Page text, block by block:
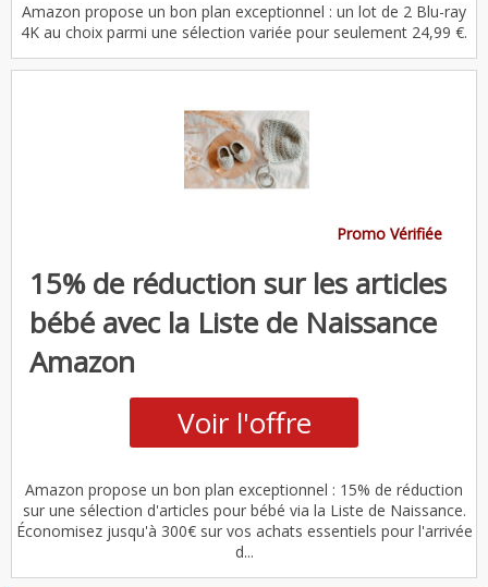
Amazon propose un bon plan exceptionnel : un lot de 2 Blu-ray
4K au choix parmi une sélection variée pour seulement 24,99 €.
Promo Vérifiée
15% de réduction sur les articles
bébé avec la Liste de Naissance
Amazon
Voir l'offre
Amazon propose un bon plan exceptionnel : 15% de réduction
sur une sélection d'articles pour bébé via la Liste de Naissance.
Économisez jusqu'à 300€ sur vos achats essentiels pour l'arrivée
d...